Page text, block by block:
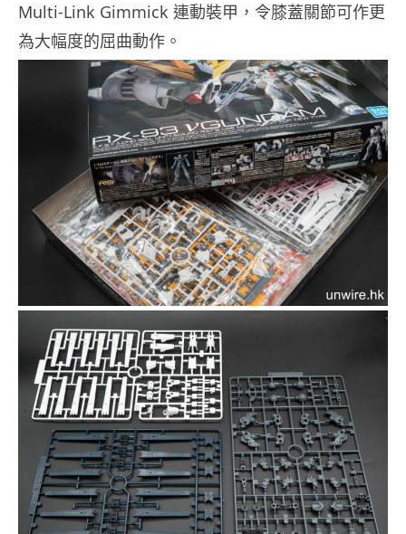
Multi-Link Gimmick 連動裝甲，令膝蓋關節可作更
為大幅度的屈曲動作。